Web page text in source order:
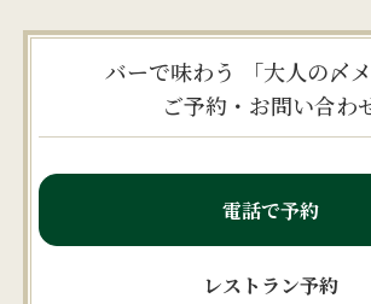
バーで味わう 「大人の〆
ご予約・お問い合わ
電話で予約
レストラン予約